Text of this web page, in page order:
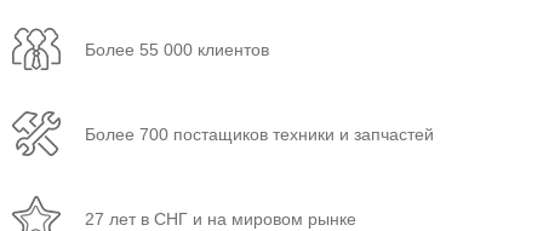
Более 55 000 клиентов
Более 700 постащиков техники и запчастей
27 лет в СНГ и на мировом рынке